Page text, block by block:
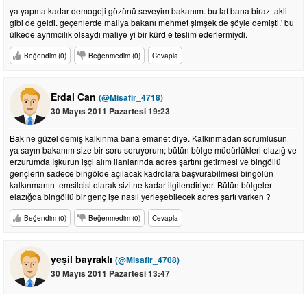
ya yapma kadar demogoji gözünü seveyim bakanım. bu laf bana biraz taklit
gibi de geldi. geçenlerde maliya bakanı mehmet şimşek de şöyle demişti.' bu
ülkede ayrımcılık olsaydı maliye yi bir kürd e teslim ederlermiydi.
Beğendim (0) Beğenmedim (0) Cevapla
Erdal Can (@Misafir_4718)
30 Mayıs 2011 Pazartesi 19:23
Bak ne güzel demiş kalkınma bana emanet diye. Kalkınmadan sorumlusun
ya sayın bakanım size bir soru soruyorum; bütün bölge müdürlükleri elazığ ve
erzurumda İşkurun işçi alım ilanlarında adres şartını getirmesi ve bingöllü
gençlerin sadece bingölde açılacak kadrolara başvurabilmesi bingölün
kalkınmanın temsilcisi olarak sizi ne kadar ilgilendiriyor. Bütün bölgeler
elazığda bingöllü bir genç işe nasıl yerleşebilecek adres şartı varken ?
Beğendim (0) Beğenmedim (0) Cevapla
yeşil bayraklı (@Misafir_4708)
30 Mayıs 2011 Pazartesi 13:47